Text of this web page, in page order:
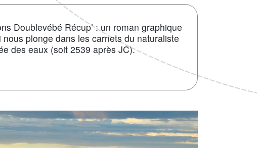
Doublevébé Récup’ : un roman graphique
plonge dans les carnets du naturaliste
des eaux (soit 2539 après JC).